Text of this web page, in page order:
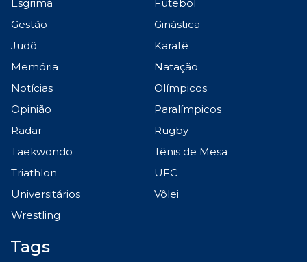
Esgrima
Futebol
Gestão
Ginástica
Judô
Karatê
Memória
Natação
Notícias
Olímpicos
Opinião
Paralímpicos
Radar
Rugby
Taekwondo
Tênis de Mesa
Triathlon
UFC
Universitários
Vôlei
Wrestling
Tags